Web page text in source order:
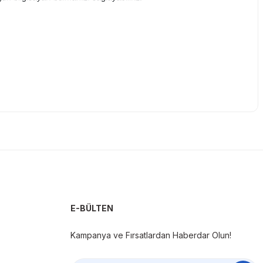
E-BÜLTEN
Kampanya ve Fırsatlardan Haberdar Olun!